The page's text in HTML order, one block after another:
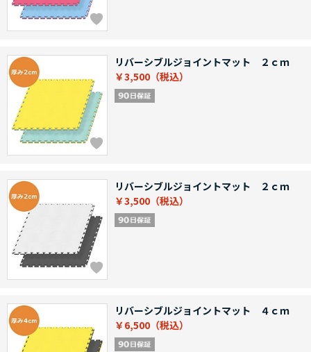
リバーシブルジョイントマット ２ｃｍ
￥3,500
リバーシブルジョイントマット ２ｃｍ
￥3,500
リバーシブルジョイントマット ４ｃｍ
￥6,500